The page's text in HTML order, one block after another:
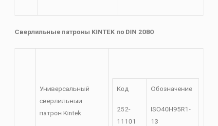
Сверлильные патроны KINTEK по DIN 2080
Универсальный
сверлильный
патрон Kintek.
Код Обозначение
252-
11101
ISO40H95R1-
13